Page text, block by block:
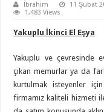
İbrahim 11 Şubat
1,483 Views
Yakuplu İkinci El Eşya
Yakuplu ve çevresinde
çıkan memurlar ya da
kurtulmak isteyenler için
firmamız kaliteli hizmeti